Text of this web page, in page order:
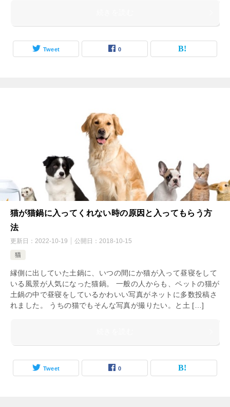
Tweet 0
猫が猫鍋に入ってくれない時の原因と入ってもらう方
法
更新日： 2022-10-19 公開日： 2018-10-15
猫
縁側に出していた土鍋に、いつの間にか猫が入って昼寝をして
いる風景が人気になった猫鍋。 一般の人からも、ペットの猫が
土鍋の中で昼寝をしているかわいい写真がネットに多数投稿さ
れました。 うちの猫でもそんな写真が撮りたい。と土 […]
Tweet 0